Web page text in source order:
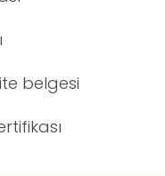
belgesi